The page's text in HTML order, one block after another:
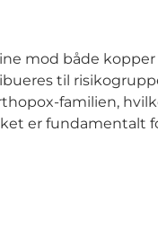
mod både
til
familien,
er fundamentalt